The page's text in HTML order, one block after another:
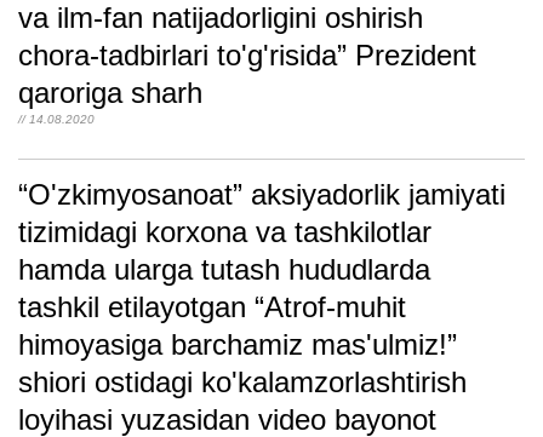
va ilm-fan natijadorligini oshirish
chora-tadbirlari to'g'risida” Prezident
qaroriga sharh
// 14.08.2020
“O'zkimyosanoat” aksiyadorlik jamiyati
tizimidagi korxona va tashkilotlar
hamda ularga tutash hududlarda
tashkil etilayotgan “Atrof-muhit
himoyasiga barchamiz mas'ulmiz!”
shiori ostidagi ko'kalamzorlashtirish
loyihasi yuzasidan video bayonot